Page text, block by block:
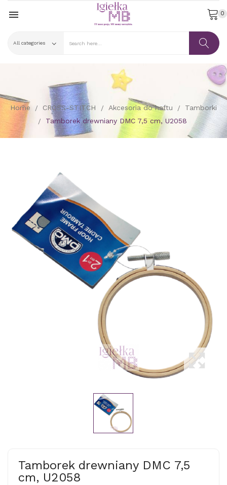
 0
Home CROSS-STITCH Akcesoria do haftu
Tamborki
Tamborek drewniany DMC 7,5 cm, U2058
Tamborek drewniany DMC 7,5
cm, U2058